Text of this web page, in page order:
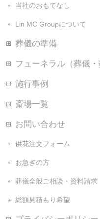
当社のおもてなし
Lin MC Groupについて
葬儀の準備
フューネラル（葬儀
施行事例
斎場一覧
お問い合わせ
供花注文フォーム
お急ぎの方
葬儀全般ご相談・資料請求
総額見積もり希望